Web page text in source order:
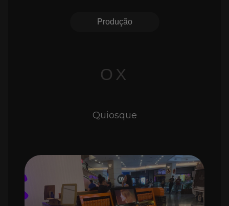
Produção
OX
Quiosque